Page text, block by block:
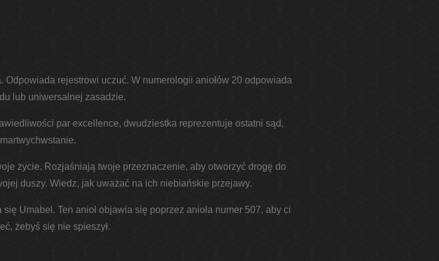
rejestrowi uczuć. W numerologii aniołów 20 odpowiada
lub uniwersalnej zasadzie.
par excellence, dwudziestka reprezentuje ostatni sąd,
życie. Rozjaśniają twoje przeznaczenie, aby otworzyć drogę do
duszy. Wiedz, jak uważać na ich niebiańskie przejawy.
Umabel. Ten anioł objawia się poprzez anioła numer 507, aby ci
żebyś się nie spieszył.